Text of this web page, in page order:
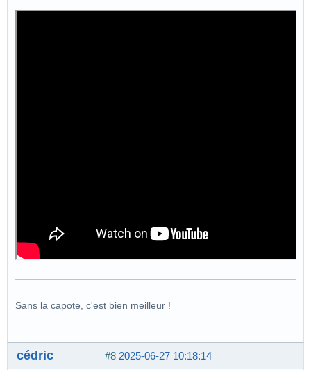
Sans la capote, c'est bien meilleur !
#8 2025-06-27 10:18:14
cédric